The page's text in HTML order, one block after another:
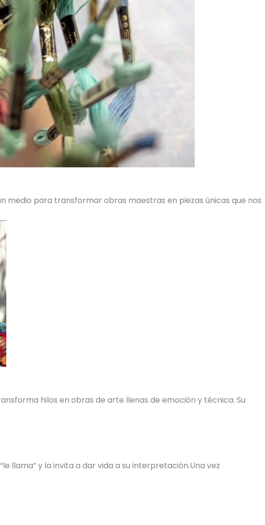
medio para transformar obras maestras en piezas únicas que nos
hilos en obras de arte llenas de emoción y técnica. Su
llama” y la invita a dar vida a su interpretación.Una vez